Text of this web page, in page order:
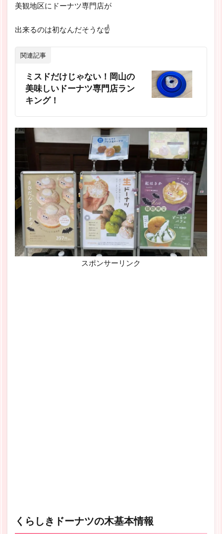
美観地区にドーナツ専門店が
出来るのは初なんだそうな☝
関連記事
ミスドだけじゃない！岡山の
美味しいドーナツ専門店ラン
キング！
スポンサーリンク
くらしきドーナツの木基本情報